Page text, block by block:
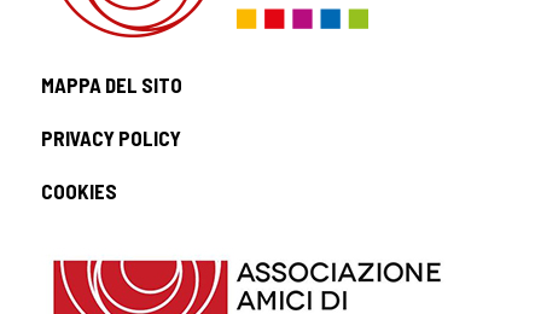
MAPPA DEL SITO
PRIVACY POLICY
COOKIES